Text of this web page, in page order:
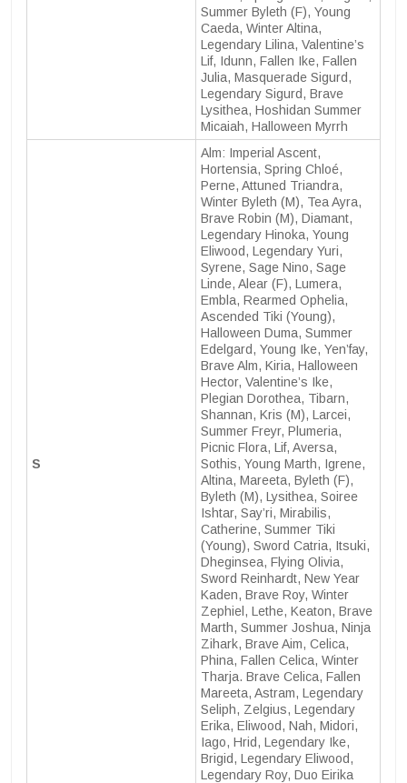
Summer Byleth (F), Young
Caeda, Winter Altina,
Legendary Lilina, Valentine’s
Lif, Idunn, Fallen Ike, Fallen
Julia, Masquerade Sigurd,
Legendary Sigurd, Brave
Lysithea, Hoshidan Summer
Micaiah, Halloween Myrrh
S
Alm: Imperial Ascent,
Hortensia, Spring Chloé,
Perne, Attuned Triandra,
Winter Byleth (M), Tea Ayra,
Brave Robin (M), Diamant,
Legendary Hinoka, Young
Eliwood, Legendary Yuri,
Syrene, Sage Nino, Sage
Linde, Alear (F), Lumera,
Embla, Rearmed Ophelia,
Ascended Tiki (Young),
Halloween Duma, Summer
Edelgard, Young Ike, Yen’fay,
Brave Alm, Kiria, Halloween
Hector, Valentine’s Ike,
Plegian Dorothea, Tibarn,
Shannan, Kris (M), Larcei,
Summer Freyr, Plumeria,
Picnic Flora, Lif, Aversa,
Sothis, Young Marth, Igrene,
Altina, Mareeta, Byleth (F),
Byleth (M), Lysithea, Soiree
Ishtar, Say’ri, Mirabilis,
Catherine, Summer Tiki
(Young), Sword Catria, Itsuki,
Dheginsea, Flying Olivia,
Sword Reinhardt, New Year
Kaden, Brave Roy, Winter
Zephiel, Lethe, Keaton, Brave
Marth, Summer Joshua, Ninja
Zihark, Brave Aim, Celica,
Phina, Fallen Celica, Winter
Tharja. Brave Celica, Fallen
Mareeta, Astram, Legendary
Seliph, Zelgius, Legendary
Erika, Eliwood, Nah, Midori,
Iago, Hrid, Legendary Ike,
Brigid, Legendary Eliwood,
Legendary Roy, Duo Eirika